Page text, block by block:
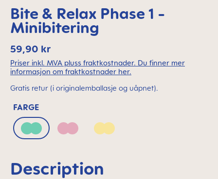
Bite & Relax Phase 1 -
Minibitering
59,90 kr
Priser inkl. MVA pluss fraktkostnader. Du finner mer
informasjon om fraktkostnader her.
Gratis retur (i originalemballasje og uåpnet).
FARGE
Green Pink Yellow
Description